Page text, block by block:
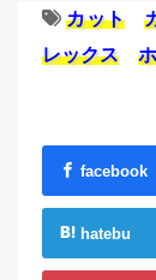
カット
レックス
facebook
hatebu